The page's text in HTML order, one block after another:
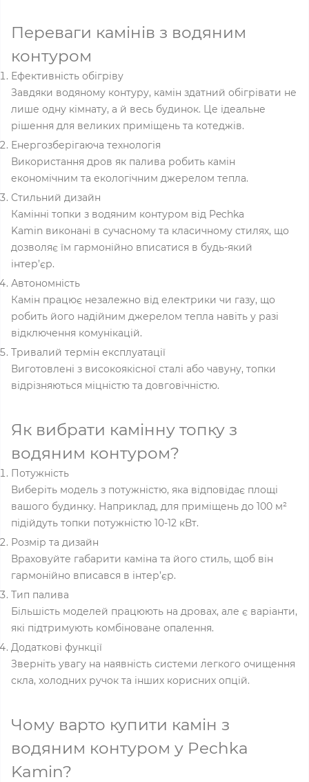
Переваги камінів з водяним
контуром
Ефективність обігріву
Завдяки водяному контуру, камін здатний обігрівати не
лише одну кімнату, а й весь будинок. Це ідеальне
рішення для великих приміщень та котеджів.
Енергозберігаюча технологія
Використання дров як палива робить камін
економічним та екологічним джерелом тепла.
Стильний дизайн
Камінні топки з водяним контуром від Pechka
Kamin виконані в сучасному та класичному стилях, що
дозволяє їм гармонійно вписатися в будь-який
інтер’єр.
Автономність
Камін працює незалежно від електрики чи газу, що
робить його надійним джерелом тепла навіть у разі
відключення комунікацій.
Тривалий термін експлуатації
Виготовлені з високоякісної сталі або чавуну, топки
відрізняються міцністю та довговічністю.
Як вибрати камінну топку з
водяним контуром?
Потужність
Виберіть модель з потужністю, яка відповідає площі
вашого будинку. Наприклад, для приміщень до 100 м²
підійдуть топки потужністю 10-12 кВт.
Розмір та дизайн
Враховуйте габарити каміна та його стиль, щоб він
гармонійно вписався в інтер’єр.
Тип палива
Більшість моделей працюють на дровах, але є варіанти,
які підтримують комбіноване опалення.
Додаткові функції
Зверніть увагу на наявність системи легкого очищення
скла, холодних ручок та інших корисних опцій.
Чому варто купити камін з
водяним контуром у Pechka
Kamin?